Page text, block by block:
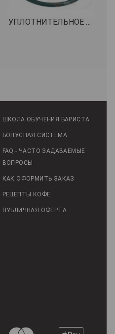
ШКОЛА ОБУЧЕНИЯ БАРИСТА
БОНУСНАЯ СИСТЕМА
FAQ - ЧАСТО ЗАДАВАЕМЫЕ
ВОПРОСЫ
КАК ОФОРМИТЬ ЗАКАЗ
РЕЦЕПТЫ КОФЕ
ПУБЛИЧНАЯ ОФЕРТА